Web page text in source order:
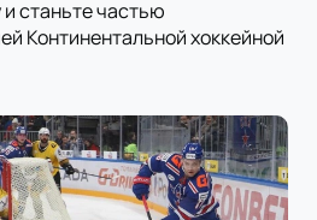
станьте частью
Континентальной хоккейной